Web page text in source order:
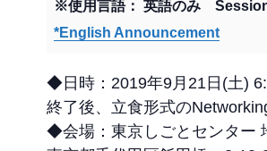
※使用言語： 英語のみ
*English Announcement
◆日時：2019年9月21日(土)
終了後、立食形式の
◆会場：東京しごとセンター